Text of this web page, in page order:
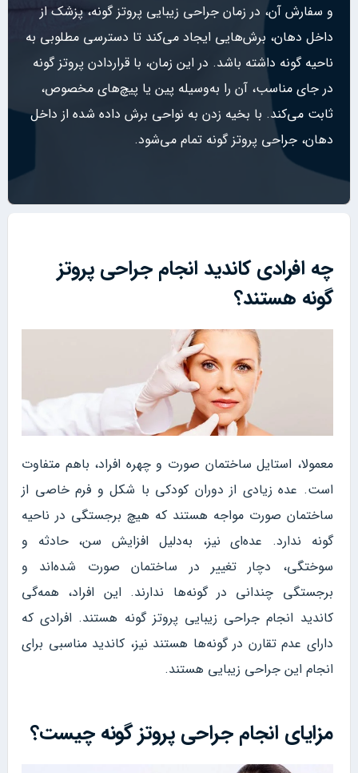
و سفارش آن، در زمان جراحی زیبایی پروتز گونه، پزشک از
داخل دهان، برش‌هایی ایجاد می‌کند تا دسترسی مطلوبی به
ناحیه گونه داشته باشد. در این زمان، با قراردادن پروتز گونه
در جای مناسب، آن را به‌وسیله پین یا پیچ‌های مخصوص،
ثابت می‌کند. با بخیه زدن به نواحی برش داده شده از داخل
دهان، جراحی پروتز گونه تمام می‌شود.
چه افرادی کاندید انجام جراحی پروتز
گونه هستند؟
معمولا، استایل ساختمان صورت و چهره افراد، باهم متفاوت
است.‌ عده زیادی از دوران کودکی با شکل و فرم خاصی از
ساختمان صورت مواجه هستند که هیچ برجستگی در ناحیه
گونه ندارد. عده‌ای نیز، به‌دلیل افزایش سن، حادثه و
سوختگی، دچار تغییر در ساختمان صورت شده‌اند و
برجستگی چندانی در گونه‌ها ندارند. این افراد، همه‌گی
کاندید انجام جراحی زیبایی پروتز گونه هستند. افرادی که
دارای عدم تقارن در گونه‌ها هستند نیز، کاندید مناسبی برای
انجام این جراحی زیبایی هستند.
مزایای انجام جراحی پروتز گونه چیست؟